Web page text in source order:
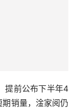
提前公布下半年4
销量，淦家阅仍